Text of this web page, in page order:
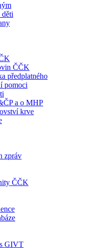
ČČK
předplatného
pomoci
a o MHP
krve
zpráv
ČČK
GIVT